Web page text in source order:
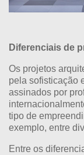
Diferenciais de
Os projetos
pela sofisticação
assinados por
tipo de
exemplo, entre
Entre os